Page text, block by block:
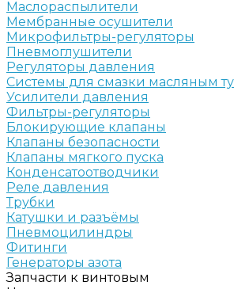
Маслораспылители
Мембранные осушители
Микрофильтры-регуляторы
Пневмоглушители
Регуляторы давления
Системы для смазки масляным
Усилители давления
Фильтры-регуляторы
Блокирующие клапаны
Клапаны безопасности
Клапаны мягкого пуска
Конденсатоотводчики
Реле давления
Трубки
Катушки и разъёмы
Пневмоцилиндры
Фитинги
Генераторы азота
Запчасти к винтовым